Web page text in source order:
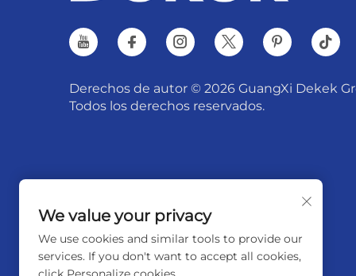
Derechos de autor © 2026 GuangXi Dekek
Todos los derechos reservados.
We value your privacy
We use cookies and similar tools to provide our
services. If you don't want to accept all cookies,